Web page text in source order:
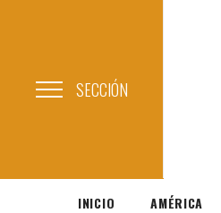
SECCIÓN
INICIO AMÉRICA